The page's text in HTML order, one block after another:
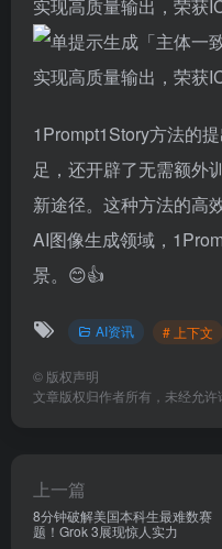
1Prompt1Story方法的
足，还开辟了无需额外
新途径。这种方法的高
AI图像生成领域，
景。😊👍
AI资讯 # 上下文
© 版权声明
文章版权归作者所有，未经允许
上一篇
8分钟破解美国本科生最难数赛
题！Grok 3展现惊人实力